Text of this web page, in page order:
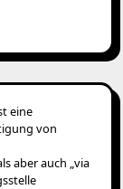
eine
von
aber auch „via